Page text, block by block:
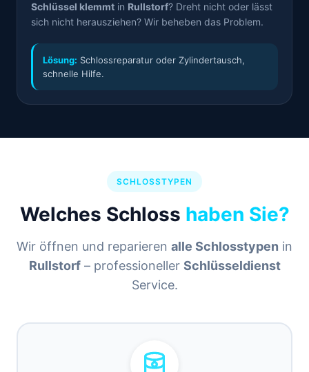
Schlüssel klemmt in Rullstorf? Dreht nicht oder lässt
sich nicht herausziehen? Wir beheben das Problem.
Lösung: Schlossreparatur oder Zylindertausch,
schnelle Hilfe.
SCHLOSSTYPEN
Welches Schloss haben Sie?
Wir öffnen und reparieren alle Schlosstypen in
Rullstorf– professioneller Schlüsseldienst
Service.